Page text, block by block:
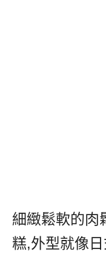
細緻鬆軟的肉
糕,外型就像